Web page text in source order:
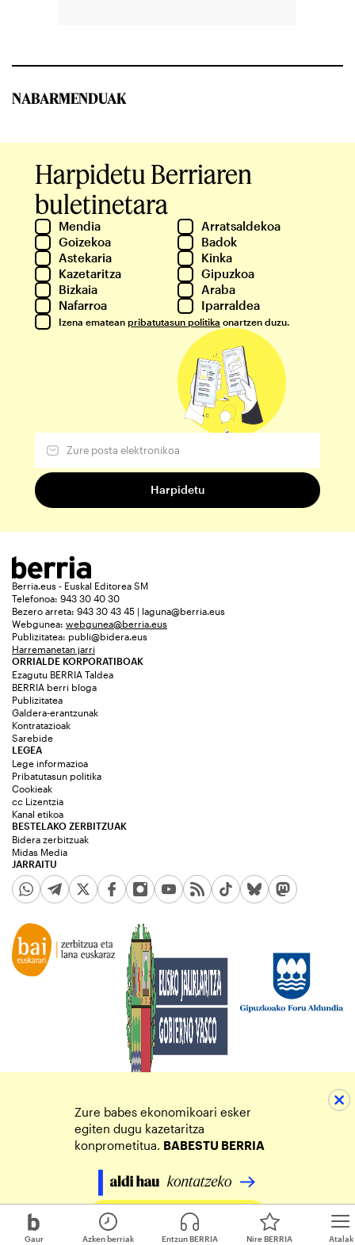
Gaur Atalak
Azken berriak Entzun BERRIA Nire BERRIA
NABARMENDUAK
Harpidetu Berriaren
buletinetara
Mendia
Arratsaldekoa
Goizekoa
Badok
Astekaria
Kinka
Kazetaritza
Gipuzkoa
Bizkaia
Araba
Nafarroa
Iparraldea
Izena ematean pribatutasun politika onartzen duzu.
Berria.eus - Euskal Editorea SM
Telefonoa: 943 30 40 30
Bezero arreta: 943 30 43 45 | laguna@berria.eus
Webgunea: webgunea@berria.eus
Publizitatea: publi@bidera.eus
Harremanetan jarri
ORRIALDE KORPORATIBOAK
Ezagutu BERRIA Taldea
BERRIA berri bloga
Publizitatea
Galdera-erantzunak
Kontratazioak
Sarebide
JARRAITU
LEGEA
Lege informazioa
Pribatutasun politika
Cookieak
cc Lizentzia
Kanal etikoa
BESTELAKO ZERBITZUAK
Bidera zerbitzuak
Midas Media
Zure babes ekonomikoari esker
egiten dugu kazetaritza
konprometitua. BABESTU BERRIA
Egin zure ekarpena